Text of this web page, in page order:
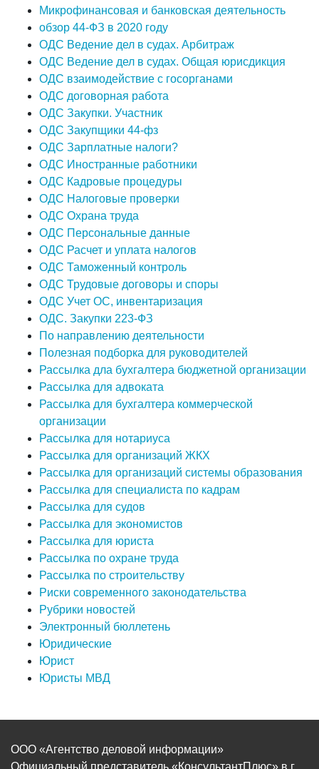
Микрофинансовая и банковская деятельность
обзор 44-ФЗ в 2020 году
ОДС Ведение дел в судах. Арбитраж
ОДС Ведение дел в судах. Общая юрисдикция
ОДС взаимодействие с госорганами
ОДС договорная работа
ОДС Закупки. Участник
ОДС Закупщики 44-фз
ОДС Зарплатные налоги?
ОДС Иностранные работники
ОДС Кадровые процедуры
ОДС Налоговые проверки
ОДС Охрана труда
ОДС Персональные данные
ОДС Расчет и уплата налогов
ОДС Таможенный контроль
ОДС Трудовые договоры и споры
ОДС Учет ОС, инвентаризация
ОДС. Закупки 223-ФЗ
По направлению деятельности
Полезная подборка для руководителей
Рассылка дла бухгалтера бюджетной организации
Рассылка для адвоката
Рассылка для бухгалтера коммерческой
организации
Рассылка для нотариуса
Рассылка для организаций ЖКХ
Рассылка для организаций системы образования
Рассылка для специалиста по кадрам
Рассылка для судов
Рассылка для экономистов
Рассылка для юриста
Рассылка по охране труда
Рассылка по строительству
Риски современного законодательства
Рубрики новостей
Электронный бюллетень
Юридические
Юрист
Юристы МВД
ООО «Агентство деловой информации»
Официальный представитель «КонсультантПлюс» в г.